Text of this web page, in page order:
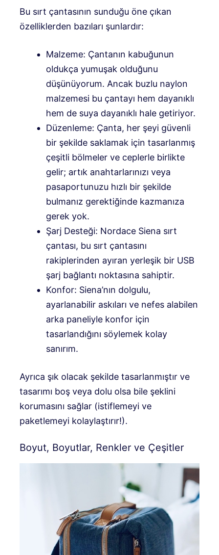
Bu sırt çantasının sunduğu öne çıkan
özelliklerden bazıları şunlardır:
Malzeme: Çantanın kabuğunun
oldukça yumuşak olduğunu
düşünüyorum. Ancak buzlu naylon
malzemesi bu çantayı hem dayanıklı
hem de suya dayanıklı hale getiriyor.
Düzenleme: Çanta, her şeyi güvenli
bir şekilde saklamak için tasarlanmış
çeşitli bölmeler ve ceplerle birlikte
gelir; artık anahtarlarınızı veya
pasaportunuzu hızlı bir şekilde
bulmanız gerektiğinde kazmanıza
gerek yok.
Şarj Desteği: Nordace Siena sırt
çantası, bu sırt çantasını
rakiplerinden ayıran yerleşik bir USB
şarj bağlantı noktasına sahiptir.
Konfor: Siena’nın dolgulu,
ayarlanabilir askıları ve nefes alabilen
arka paneliyle konfor için
tasarlandığını söylemek kolay
sanırım.
Ayrıca şık olacak şekilde tasarlanmıştır ve
tasarımı boş veya dolu olsa bile şeklini
korumasını sağlar (istiflemeyi ve
paketlemeyi kolaylaştırır!).
Boyut, Boyutlar, Renkler ve Çeşitler